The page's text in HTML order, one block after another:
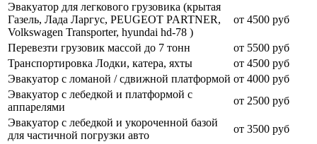
Эвакуатор для легкового грузовика (крытая
Газель, Лада Ларгус, PEUGEOT PARTNER,
Volkswagen Transporter, hyundai hd-78 )
от 4500 руб
Перевезти грузовик массой до 7 тонн
от 5500 руб
Транспортировка Лодки, катера, яхты
от 4500 руб
Эвакуатор c ломаной / сдвижной платформой от 4000 руб
Эвакуатор с лебедкой и платформой с
аппарелями
от 2500 руб
Эвакуатор с лебедкой и укороченной базой
для частичной погрузки авто
от 3500 руб